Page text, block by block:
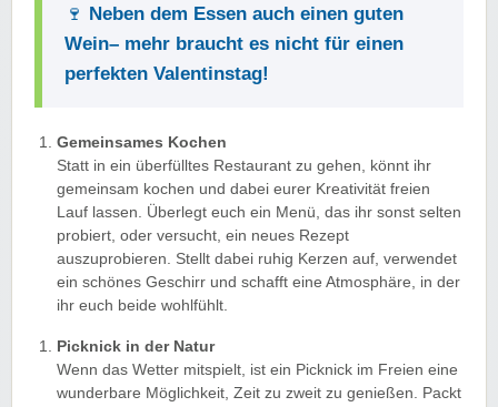
🍷 Neben dem Essen auch einen guten
Wein– mehr braucht es nicht für einen
perfekten Valentinstag!
Gemeinsames Kochen
Statt in ein überfülltes Restaurant zu gehen, könnt ihr
gemeinsam kochen und dabei eurer Kreativität freien
Lauf lassen. Überlegt euch ein Menü, das ihr sonst selten
probiert, oder versucht, ein neues Rezept
auszuprobieren. Stellt dabei ruhig Kerzen auf, verwendet
ein schönes Geschirr und schafft eine Atmosphäre, in der
ihr euch beide wohlfühlt.
Picknick in der Natur
Wenn das Wetter mitspielt, ist ein Picknick im Freien eine
wunderbare Möglichkeit, Zeit zu zweit zu genießen. Packt